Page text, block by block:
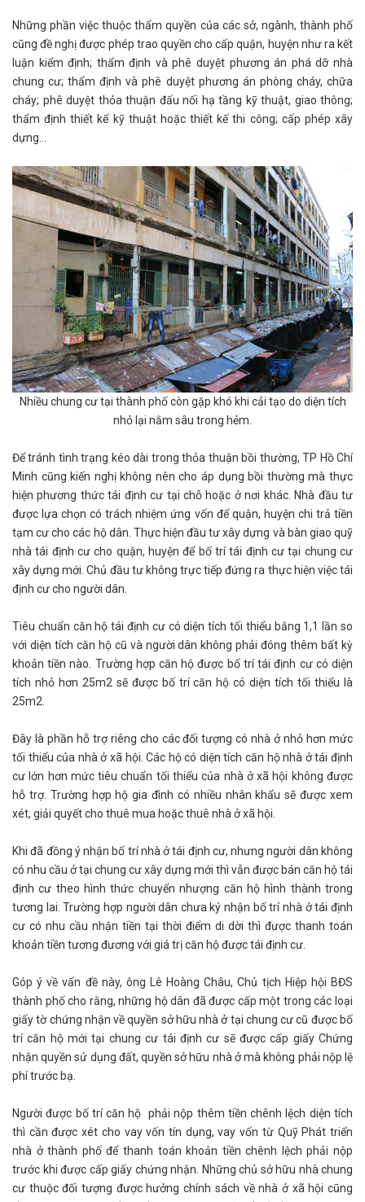
Những phần việc thuộc thẩm quyền của các sở, ngành, thành phố
cũng đề nghị được phép trao quyền cho cấp quận, huyện như ra kết
luận kiểm định; thẩm định và phê duyệt phương án phá dỡ nhà
chung cư; thẩm định và phê duyệt phương án phòng cháy, chữa
cháy; phê duyệt thỏa thuận đấu nối hạ tầng kỹ thuật, giao thông;
thẩm định thiết kế kỹ thuật hoặc thiết kế thi công; cấp phép xây
dựng...
Nhiều chung cư tại thành phố còn gặp khó khi cải tạo do diện tích
nhỏ lại nằm sâu trong hẻm.
Để tránh tình trạng kéo dài trong thỏa thuận bồi thường, TP Hồ Chí
Minh cũng kiến nghị không nên cho áp dụng bồi thường mà thực
hiện phương thức tái định cư tại chỗ hoặc ở nơi khác. Nhà đầu tư
được lựa chọn có trách nhiệm ứng vốn để quận, huyện chi trả tiền
tạm cư cho các hộ dân. Thực hiện đầu tư xây dựng và bàn giao quỹ
nhà tái định cư cho quận, huyện để bố trí tái định cư tại chung cư
xây dựng mới. Chủ đầu tư không trực tiếp đứng ra thực hiện việc tái
định cư cho người dân.
Tiêu chuẩn căn hộ tái định cư có diện tích tối thiểu bằng 1,1 lần so
với diện tích căn hộ cũ và người dân không phải đóng thêm bất kỳ
khoản tiền nào. Trường hợp căn hộ được bố trí tái định cư có diện
tích nhỏ hơn 25m2 sẽ được bố trí căn hộ có diện tích tối thiểu là
25m2.
Đây là phần hỗ trợ riêng cho các đối tượng có nhà ở nhỏ hơn mức
tối thiểu của nhà ở xã hội. Các hộ có diện tích căn hộ nhà ở tái định
cư lớn hơn mức tiêu chuẩn tối thiểu của nhà ở xã hội không được
hỗ trợ. Trường hợp hộ gia đình có nhiều nhân khẩu sẽ được xem
xét, giải quyết cho thuê mua hoặc thuê nhà ở xã hội.
Khi đã đồng ý nhận bố trí nhà ở tái định cư, nhưng người dân không
có nhu cầu ở tại chung cư xây dựng mới thì vẫn được bán căn hộ tái
định cư theo hình thức chuyển nhượng căn hộ hình thành trong
tương lai. Trường hợp người dân chưa ký nhận bố trí nhà ở tái định
cư có nhu cầu nhận tiền tại thời điểm di dời thì được thanh toán
khoản tiền tương đương với giá trị căn hộ được tái định cư.
Góp ý về vấn đề này, ông Lê Hoàng Châu, Chủ tịch Hiệp hội BĐS
thành phố cho rằng, những hộ dân đã được cấp một trong các loại
giấy tờ chứng nhận về quyền sở hữu nhà ở tại chung cư cũ được bố
trí căn hộ mới tại chung cư tái định cư sẽ được cấp giấy Chứng
nhận quyền sử dụng đất, quyền sở hữu nhà ở mà không phải nộp lệ
phí trước bạ.
Người được bố trí căn hộ phải nộp thêm tiền chênh lệch diện tích
thì cần được xét cho vay vốn tín dụng, vay vốn từ Quỹ Phát triển
nhà ở thành phố để thanh toán khoản tiền chênh lệch phải nộp
trước khi được cấp giấy chứng nhận. Những chủ sở hữu nhà chung
cư thuộc đối tượng được hưởng chính sách về nhà ở xã hội cũng